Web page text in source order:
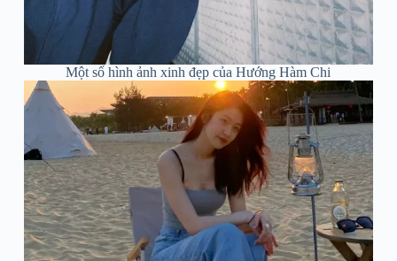
Một số hình ảnh xinh đẹp của Hướng Hàm Chi